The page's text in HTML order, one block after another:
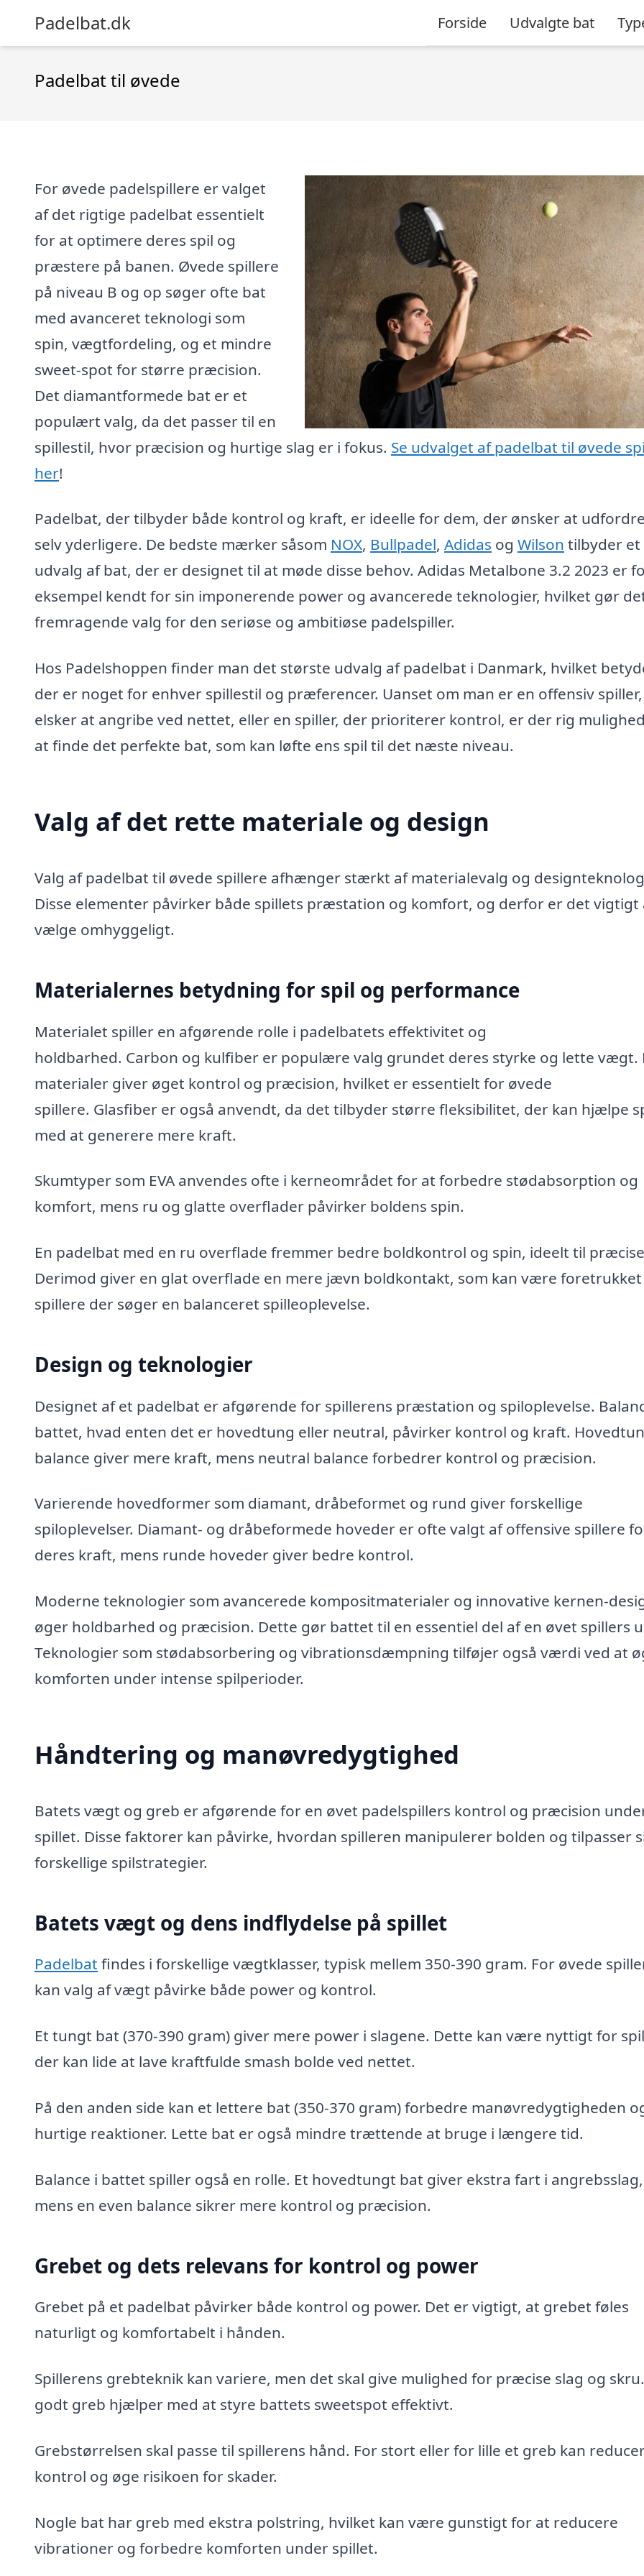
Padelbat.dk Forside Udvalgte bat
Padelbat til øvede
For øvede padelspillere er valget
af det rigtige padelbat essentielt
for at optimere deres spil og
præstere på banen. Øvede spillere
på niveau B og op søger ofte bat
med avanceret teknologi som
spin, vægtfordeling, og et mindre
sweet-spot for større præcision.
Det diamantformede bat er et
populært valg, da det passer til en
spillestil, hvor præcision og hurtige slag er i fokus. Se udvalget af padelbat til øvede
her!
Padelbat, der tilbyder både kontrol og kraft, er ideelle for dem, der ønsker at
selv yderligere. De bedste mærker såsom NOX, Bullpadel, Adidas og Wilson tilbyder
udvalg af bat, der er designet til at møde disse behov. Adidas Metalbone 3.2 2023 er
eksempel kendt for sin imponerende power og avancerede teknologier, hvilket gør
fremragende valg for den seriøse og ambitiøse padelspiller.
Hos Padelshoppen finder man det største udvalg af padelbat i Danmark, hvilket
der er noget for enhver spillestil og præferencer. Uanset om man er en offensiv
elsker at angribe ved nettet, eller en spiller, der prioriterer kontrol, er der rig
at finde det perfekte bat, som kan løfte ens spil til det næste niveau.
Valg af det rette materiale og design
Valg af padelbat til øvede spillere afhænger stærkt af materialevalg og
Disse elementer påvirker både spillets præstation og komfort, og derfor er det vigtigt
vælge omhyggeligt.
Materialernes betydning for spil og performance
Materialet spiller en afgørende rolle i padelbatets effektivitet og
holdbarhed. Carbon og kulfiber er populære valg grundet deres styrke og lette vægt.
materialer giver øget kontrol og præcision, hvilket er essentielt for øvede
spillere. Glasfiber er også anvendt, da det tilbyder større fleksibilitet, der kan hjælpe
med at generere mere kraft.
Skumtyper som EVA anvendes ofte i kerneområdet for at forbedre stødabsorption og
komfort, mens ru og glatte overflader påvirker boldens spin.
En padelbat med en ru overflade fremmer bedre boldkontrol og spin, ideelt til
Derimod giver en glat overflade en mere jævn boldkontakt, som kan være
spillere der søger en balanceret spilleoplevelse.
Design og teknologier
Designet af et padelbat er afgørende for spillerens præstation og spiloplevelse.
battet, hvad enten det er hovedtung eller neutral, påvirker kontrol og kraft.
balance giver mere kraft, mens neutral balance forbedrer kontrol og præcision.
Varierende hovedformer som diamant, dråbeformet og rund giver forskellige
spiloplevelser. Diamant- og dråbeformede hoveder er ofte valgt af offensive spillere
deres kraft, mens runde hoveder giver bedre kontrol.
Moderne teknologier som avancerede kompositmaterialer og innovative kernen-
øger holdbarhed og præcision. Dette gør battet til en essentiel del af en øvet spillers
Teknologier som stødabsorbering og vibrationsdæmpning tilføjer også værdi ved at
komforten under intense spilperioder.
Håndtering og manøvredygtighed
Batets vægt og greb er afgørende for en øvet padelspillers kontrol og præcision
spillet. Disse faktorer kan påvirke, hvordan spilleren manipulerer bolden og tilpasser
forskellige spilstrategier.
Batets vægt og dens indflydelse på spillet
Padelbat findes i forskellige vægtklasser, typisk mellem 350-390 gram. For øvede
kan valg af vægt påvirke både power og kontrol.
Et tungt bat (370-390 gram) giver mere power i slagene. Dette kan være nyttigt for
der kan lide at lave kraftfulde smash bolde ved nettet.
På den anden side kan et lettere bat (350-370 gram) forbedre manøvredygtigheden
hurtige reaktioner. Lette bat er også mindre trættende at bruge i længere tid.
Balance i battet spiller også en rolle. Et hovedtungt bat giver ekstra fart i angrebsslag,
mens en even balance sikrer mere kontrol og præcision.
Grebet og dets relevans for kontrol og power
Grebet på et padelbat påvirker både kontrol og power. Det er vigtigt, at grebet føles
naturligt og komfortabelt i hånden.
Spillerens grebteknik kan variere, men det skal give mulighed for præcise slag og
godt greb hjælper med at styre battets sweetspot effektivt.
Grebstørrelsen skal passe til spillerens hånd. For stort eller for lille et greb kan
kontrol og øge risikoen for skader.
Nogle bat har greb med ekstra polstring, hvilket kan være gunstigt for at reducere
vibrationer og forbedre komforten under spillet.